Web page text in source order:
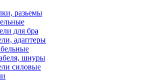
разьемы
для бра
адаптеры
шнуры
силовые